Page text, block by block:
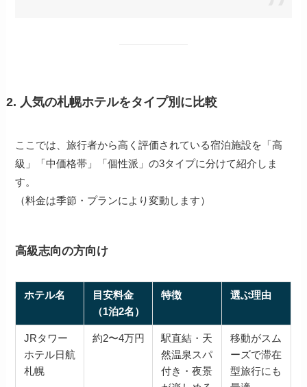
2. 人気の札幌ホテルをタイプ別に比較
ここでは、旅行者から高く評価されている宿泊施設を「高
級」「中価格帯」「個性派」の3タイプに分けて紹介しま
す。
（料金は季節・プランにより変動します）
高級志向の方向け
ホテル名
目安料金
（1泊2名）
特徴 選ぶ理由
JRタワー
ホテル日航
札幌
約2〜4万円
駅直結・天
然温泉スパ
付き・夜景
移動がスム
ーズで滞在
型旅行にも